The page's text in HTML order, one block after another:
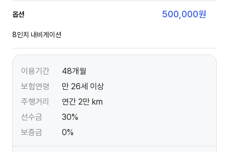
옵션 500,000원
8인치 내비게이션
이용기간
48개월
보험연령
만 26세 이상
주행거리
연간 2만 km
선수금
30%
보증금
0%